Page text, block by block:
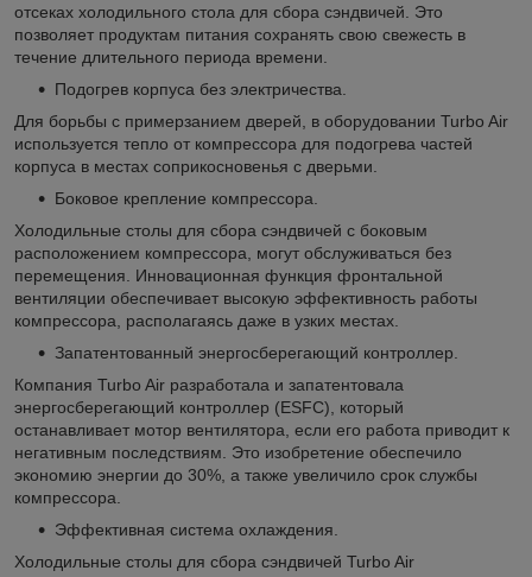
отсеках холодильного стола для сбора сэндвичей. Это
позволяет продуктам питания сохранять свою свежесть в
течение длительного периода времени.
Подогрев корпуса без электричества.
Для борьбы с примерзанием дверей, в оборудовании Turbo Air
используется тепло от компрессора для подогрева частей
корпуса в местах соприкосновенья с дверьми.
Боковое крепление компрессора.
Холодильные столы для сбора сэндвичей с боковым
расположением компрессора, могут обслуживаться без
перемещения. Инновационная функция фронтальной
вентиляции обеспечивает высокую эффективность работы
компрессора, располагаясь даже в узких местах.
Запатентованный энергосберегающий контроллер.
Компания Turbo Air разработала и запатентовала
энергосберегающий контроллер (ESFC), который
останавливает мотор вентилятора, если его работа приводит к
негативным последствиям. Это изобретение обеспечило
экономию энергии до 30%, а также увеличило срок службы
компрессора.
Эффективная система охлаждения.
Холодильные столы для сбора сэндвичей Turbo Air